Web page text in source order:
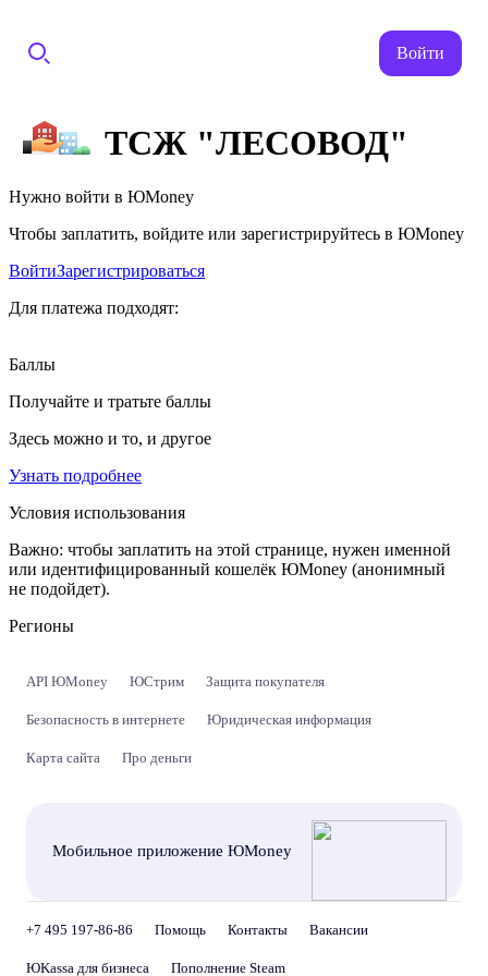
Войти
ТСЖ "ЛЕСОВОД"
Нужно войти в ЮMoney
Чтобы заплатить, войдите или зарегистрируйтесь в ЮMoney
ВойтиЗарегистрироваться
Для платежа подходят:
Баллы
Получайте и тратьте баллы
Здесь можно и то, и другое
Узнать подробнее
Условия использования
Важно: чтобы заплатить на этой странице, нужен именной
или идентифицированный кошелёк ЮMoney (анонимный
не подойдет).
Регионы
API ЮMoney ЮСтрим Защита покупателя
Безопасность в интернете Юридическая информация
Карта сайта Про деньги
Мобильное приложение ЮMoney
+7 495 197-86-86 Помощь Контакты Вакансии
ЮKassa для бизнеса Пополнение Steam